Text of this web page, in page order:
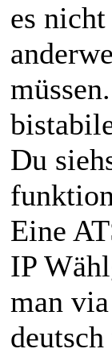
es
Du
Eine
IP
man